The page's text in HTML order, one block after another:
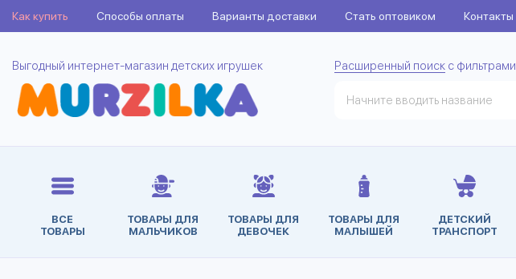
Как купить Способы оплаты Варианты доставки Стать оптовиком Контакты
Выгодный интернет-магазин детских игрушек Расширенный поиск с фильтрами
ВСЕ
ТОВАРЫ
ТОВАРЫ ДЛЯ
МАЛЬЧИКОВ
ТОВАРЫ ДЛЯ
ДЕВОЧЕК
ТОВАРЫ ДЛЯ
МАЛЫШЕЙ
ДЕТСКИЙ
ТРАНСПОРТ